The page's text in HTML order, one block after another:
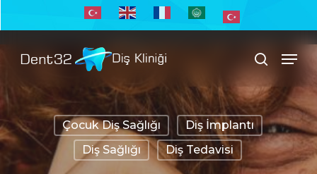
to
main
search
Menu
Çocuk Diş Sağlığı
Diş İmplantı
Diş Sağlığı
Diş Tedavisi